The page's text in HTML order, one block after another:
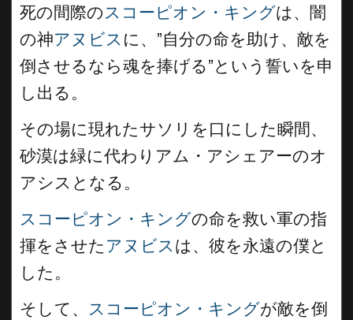
死の間際のスコーピオン・キングは、闇
の神アヌビス に、”自分の命を助け、敵を
倒させるなら魂を捧げる”という誓いを申
し出る。
その場に現れたサソリを口にした瞬間、
砂漠は緑に代わりアム・アシェアーのオ
アシスとなる。
スコーピオン・キングの命を救い軍の指
揮をさせた アヌビスは、彼を永遠の僕と
した。
そして、 スコーピオン・キングが敵を倒